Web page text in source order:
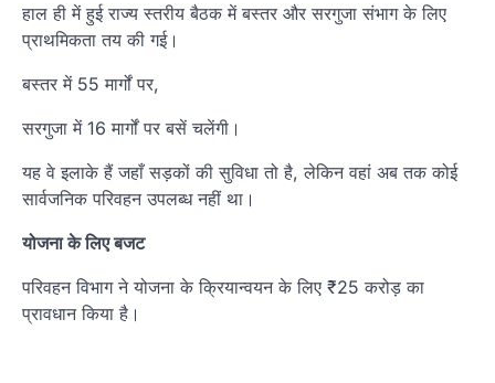
हाल ही में हुई राज्य स्तरीय बैठक में बस्तर और सरगुजा संभाग के लिए
प्राथमिकता तय की गई।
बस्तर में 55 मार्गों पर,
सरगुजा में 16 मार्गों पर बसें चलेंगी।
यह वे इलाके हैं जहाँ सड़कों की सुविधा तो है, लेकिन वहां अब तक कोई
सार्वजनिक परिवहन उपलब्ध नहीं था।
योजना के लिए बजट
परिवहन विभाग ने योजना के क्रियान्वयन के लिए ₹25 करोड़ का
प्रावधान किया है।